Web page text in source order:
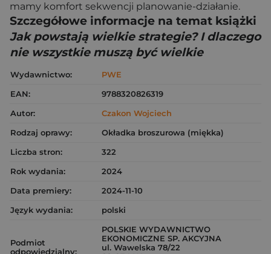
mamy komfort sekwencji planowanie-działanie.
Szczegółowe informacje na temat książki
Jak powstają wielkie strategie? I dlaczego
nie wszystkie muszą być wielkie
Wydawnictwo:
PWE
EAN:
9788320826319
Autor:
Czakon Wojciech
Rodzaj oprawy:
Okładka broszurowa (miękka)
Liczba stron:
322
Rok wydania:
2024
Data premiery:
2024-11-10
Język wydania:
polski
Podmiot
odpowiedzialny:
POLSKIE WYDAWNICTWO
EKONOMICZNE SP. AKCYJNA
ul. Wawelska 78/22